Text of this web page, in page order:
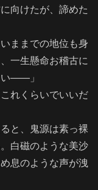
向けたが、諦めた
ままでの地位も身
一生懸命お稽古に
い――」
れくらいでいいだ
と、鬼源は素っ裸
白磁のような美沙
息のような声が洩